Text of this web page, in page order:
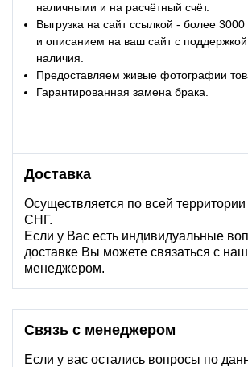
наличными и на расчётный счёт.
Выгрузка на сайт ссылкой - более
и описанием на ваш сайт с поддержкой
наличия.
Предоставляем живые фотографии
Гарантированная замена брака.
Доставка
Осуществляется по всей
СНГ.
Если у Вас есть индивидуальные
доставке Вы можете связаться с
менеджером.
Связь с менеджером
Если у вас остались вопросы по